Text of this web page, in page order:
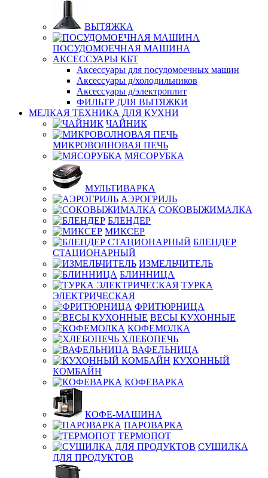
ВЫТЯЖКА
ПОСУДОМОЕЧНАЯ МАШИНА
АКСЕССУАРЫ КБТ
Аксессуары для посудомоечных машин
Аксессуары д/холодильников
Аксессуары д/электроплит
ФИЛЬТР ДЛЯ ВЫТЯЖКИ
МЕЛКАЯ ТЕХНИКА ДЛЯ КУХНИ
ЧАЙНИК
МИКРОВОЛНОВАЯ ПЕЧЬ
МЯСОРУБКА
МУЛЬТИВАРКА
АЭРОГРИЛЬ
СОКОВЫЖИМАЛКА
БЛЕНДЕР
МИКСЕР
БЛЕНДЕР
СТАЦИОНАРНЫЙ
ИЗМЕЛЬЧИТЕЛЬ
БЛИННИЦА
ТУРКА
ЭЛЕКТРИЧЕСКАЯ
ФРИТЮРНИЦА
ВЕСЫ КУХОННЫЕ
КОФЕМОЛКА
ХЛЕБОПЕЧЬ
ВАФЕЛЬНИЦА
КУХОННЫЙ
КОМБАЙН
КОФЕВАРКА
КОФЕ-МАШИНА
ПАРОВАРКА
ТЕРМОПОТ
СУШИЛКА
ДЛЯ ПРОДУКТОВ